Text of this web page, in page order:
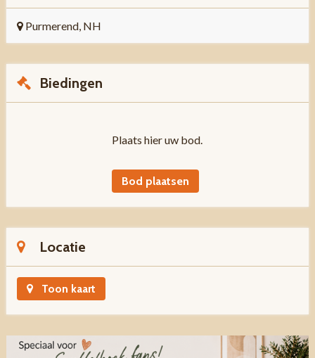
Purmerend, NH
Biedingen
Plaats hier uw bod.
Bod plaatsen
Locatie
Toon kaart